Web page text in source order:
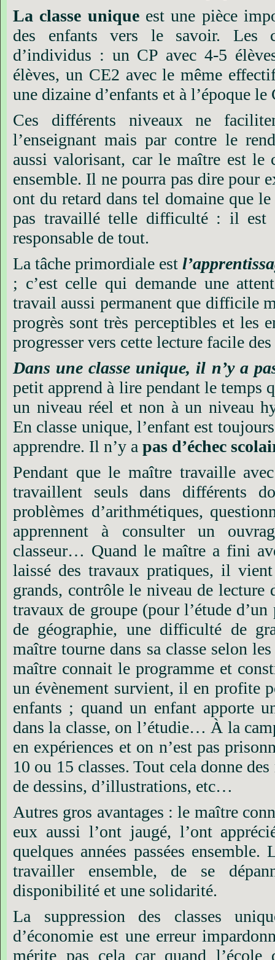
La classe unique est une pièce
des enfants vers le savoir. Les
d’individus : un CP avec 4-5
élèves, un CE2 avec le même
une dizaine d’enfants et à l’époque
Ces différents niveaux ne
l’enseignant mais par contre le
aussi valorisant, car le maître est le
ensemble. Il ne pourra pas dire pour
ont du retard dans tel domaine que le
pas travaillé telle difficulté : il est
responsable de tout.
La tâche primordiale est
; c’est celle qui demande une
travail aussi permanent que difficile
progrès sont très perceptibles et les
progresser vers cette lecture facile
Dans une classe unique, il n’y a
petit apprend à lire pendant le temps
un niveau réel et non à un niveau
En classe unique, l’enfant est
apprendre. Il n’y a pas d’échec
Pendant que le maître travaille
travaillent seuls dans différents
problèmes d’arithmétiques,
apprennent à consulter un
classeur… Quand le maître a fini
laissé des travaux pratiques, il
grands, contrôle le niveau de lecture
travaux de groupe (pour l’étude
de géographie, une difficulté de
maître tourne dans sa classe selon
maître connait le programme et
un évènement survient, il en profite
enfants ; quand un enfant apporte
dans la classe, on l’étudie… À la
en expériences et on n’est pas
10 ou 15 classes. Tout cela donne
de dessins, d’illustrations, etc…
Autres gros avantages : le maître
eux aussi l’ont jaugé, l’ont
quelques années passées
travailler ensemble, de se
disponibilité et une solidarité.
La suppression des classes
d’économie est une erreur
mérite pas cela car quand l’école